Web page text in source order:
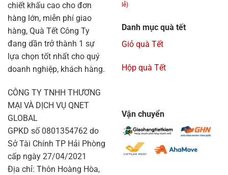
chiết khấu cao cho đơn
hàng lớn, miễn phí giao
hàng, Quà Tết Công Ty
đang dần trở thành 1 sự
lựa chọn tốt nhất cho quý
doanh nghiệp, khách hàng.
CÔNG TY TNHH THƯƠNG
MẠI VÀ DỊCH VỤ QNET
GLOBAL
GPKD số 0801354762 do
Sở Tài Chính TP Hải Phòng
cấp ngày 27/04/2021
Địa chỉ: Thôn Hoàng Hòa,
lễ)
Danh mục quà tết
Giỏ quà Tết
Hộp quà Tết
Vận chuyển